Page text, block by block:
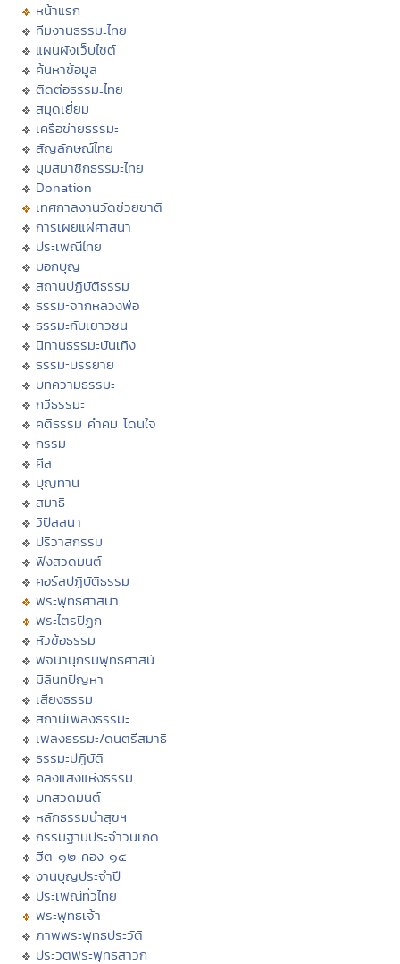
หน้าแรก
ทีมงานธรรมะไทย
แผนผังเว็บไซต์
ค้นหาข้อมูล
ติดต่อธรรมะไทย
สมุดเยี่ยม
เครือข่ายธรรมะ
สัญลักษณ์ไทย
มุมสมาชิกธรรมะไทย
Donation
เทศกาลงานวัดช่วยชาติ
การเผยแผ่ศาสนา
ประเพณีไทย
บอกบุญ
สถานปฏิบัติธรรม
ธรรมะจากหลวงพ่อ
ธรรมะกับเยาวชน
นิทานธรรมะบันเทิง
ธรรมะบรรยาย
บทความธรรมะ
กวีธรรมะ
คติธรรม คำคม โดนใจ
กรรม
ศีล
บุญทาน
สมาธิ
วิปัสสนา
ปริวาสกรรม
ฟังสวดมนต์
คอร์สปฏิบัติธรรม
พระพุทธศาสนา
พระไตรปิฏก
หัวข้อธรรม
พจนานุกรมพุทธศาสน์
มิลินทปัญหา
เสียงธรรม
สถานีเพลงธรรมะ
เพลงธรรมะ/ดนตรีสมาธิ
ธรรมะปฏิบัติ
คลังแสงแห่งธรรม
บทสวดมนต์
หลักธรรมนำสุขฯ
กรรมฐานประจำวันเกิด
ฮีต ๑๒ คอง ๑๔
งานบุญประจำปี
ประเพณีทั่วไทย
พระพุทธเจ้า
ภาพพระพุทธประวัติ
ประวัติพระพุทธสาวก